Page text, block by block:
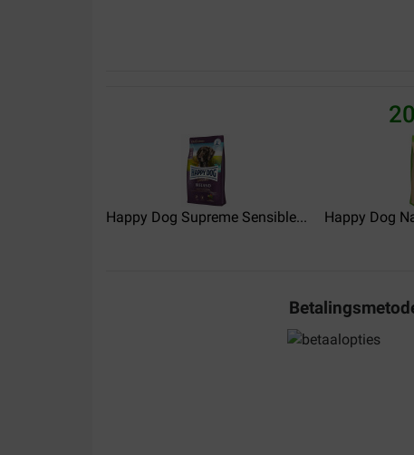
Altijd netjes geleverd en goede kwaliteit voor
Translate to English
Das perfekte Futter für Hunde mit Getreide allergi.
Happy Dog Supreme Sensible... Happy Dog